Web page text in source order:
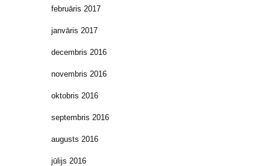
februāris 2017
janvāris 2017
decembris 2016
novembris 2016
oktobris 2016
septembris 2016
augusts 2016
jūlijs 2016